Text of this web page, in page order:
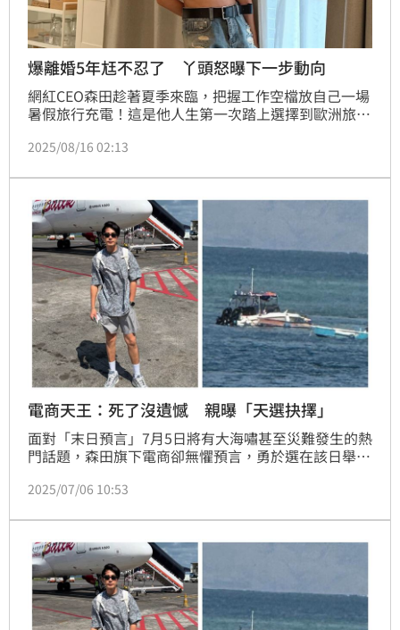
爆離婚5年尪不忍了 丫頭怒曝下一步動向
網紅CEO森田趁著夏季來臨，把握工作空檔放自己一場
暑假旅行充電！這是他人生第一次踏上選擇到歐洲旅遊
航，沿途造訪法國馬賽、義大利熱那亞、那不勒斯、西
2025/08/16 02:13
電商天王：死了沒遺憾 親曝「天選抉擇」
面對「末日預言」7月5日將有大海嘯甚至災難發生的熱
門話題，森田旗下電商卻無懼預言，勇於選在該日舉辦
選之日，這麼重要的一天搭配開幕日，大家應該會有深
逛！我們從高雄、桃園，到這次台南，未來也會有更多
的佈局。」
2025/07/06 10:53